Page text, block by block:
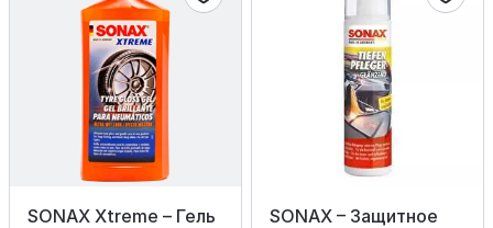
SONAX Xtreme – Гель
SONAX – Защитное